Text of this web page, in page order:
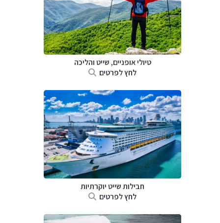
טיולי אופניים, שייט והליכה
לחץ לפרטים
חבילות שייט יוקרתיות
לחץ לפרטים